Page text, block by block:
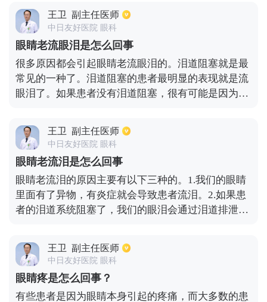
外患者的颅内疾病也会导致结膜充血的情况，患者最
好要到医院详细检查一下，看看到底是哪一种原因导
致的眼睛充血，并且进行治疗。
王卫 副主任医师
中日友好医院 眼科
眼睛老流眼泪是怎么回事
很多原因都会引起眼睛老流眼泪的。泪道阻塞就是最
常见的一种了。泪道阻塞的患者最明显的表现就是流
眼泪了。如果患者没有泪道阻塞，很有可能是因为眼
辣的食物也会导致老流眼泪的。如果大家出现经常流
眼泪的情况，是有很多原因的，目前最常见的病因就
是泪道阻塞。
王卫 副主任医师
中日友好医院 眼科
眼睛老流泪是怎么回事
眼睛老流泪的原因主要有以下三种的。1.我们的眼睛
里面有了异物，有炎症就会导致患者流泪。2.如果患
者的泪道系统阻塞了，我们的眼泪会通过泪道排泄到
样也会引起眼泪流出到眼球外来的。3.如果泪点不在
眼内的位置，那么眼泪也就不能通过泪点进入到泪道
系统，就会导致患者经常流眼泪了。
王卫 副主任医师
中日友好医院 眼科
眼睛疼是怎么回事？
有些患者是因为眼睛本身引起的疼痛，而大多数的患